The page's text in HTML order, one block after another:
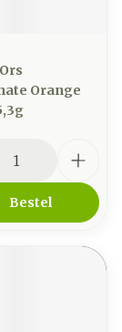
Orange
Bestel